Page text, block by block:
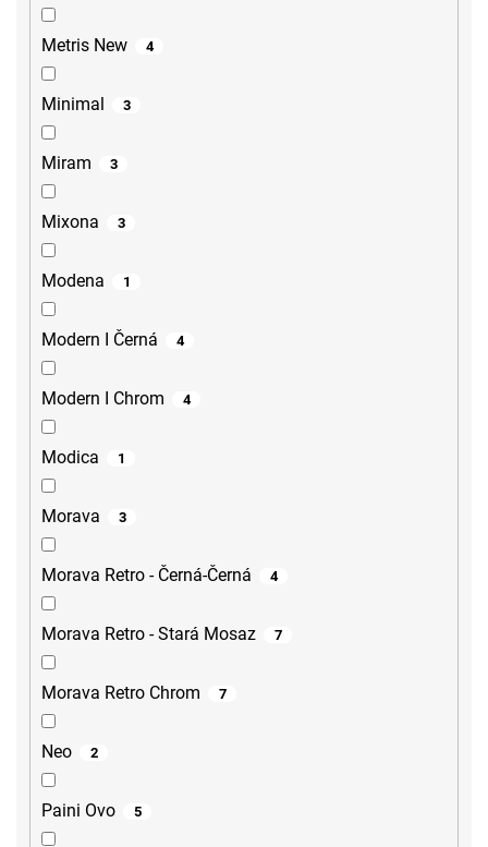
Metris New 4
Minimal 3
Miram 3
Mixona 3
Modena 1
Modern I Černá 4
Modern I Chrom 4
Modica 1
Morava 3
Morava Retro - Černá-Černá 4
Morava Retro - Stará Mosaz 7
Morava Retro Chrom 7
Neo 2
Paini Ovo 5